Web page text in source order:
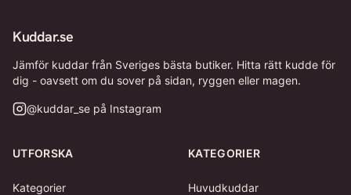
Kuddar.se
Jämför kuddar från Sveriges bästa butiker. Hitta rätt kudde för
dig - oavsett om du sover på sidan, ryggen eller magen.
@kuddar_se på Instagram
UTFORSKA
Kategorier
KATEGORIER
Huvudkuddar